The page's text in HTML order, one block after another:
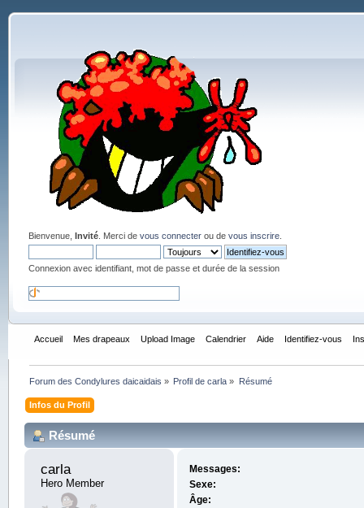
Bienvenue, Invité. Merci de vous connecterou de vous inscrire.
Connexion avec identifiant, mot de passe et durée de la session
Accueil Mes drapeaux Upload Image Calendrier Aide Identifiez-vous
Forum des Condylures daicaidais » Profil de carla » Résumé
Infos du Profil
Résumé
carla
Hero Member
Messages:
Sexe:
Âge: